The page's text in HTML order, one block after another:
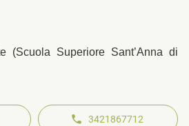
(Scuola Superiore Sant’Anna di
3421867712